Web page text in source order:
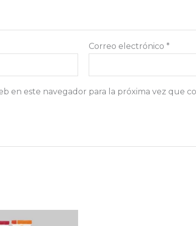
Correo electrónico *
en este navegador para la próxima vez que